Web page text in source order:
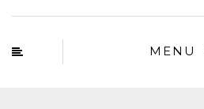
MENU